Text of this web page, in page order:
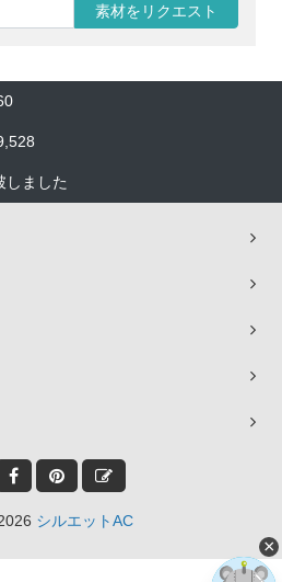
素材をリクエスト
しました
シルエットAC
×